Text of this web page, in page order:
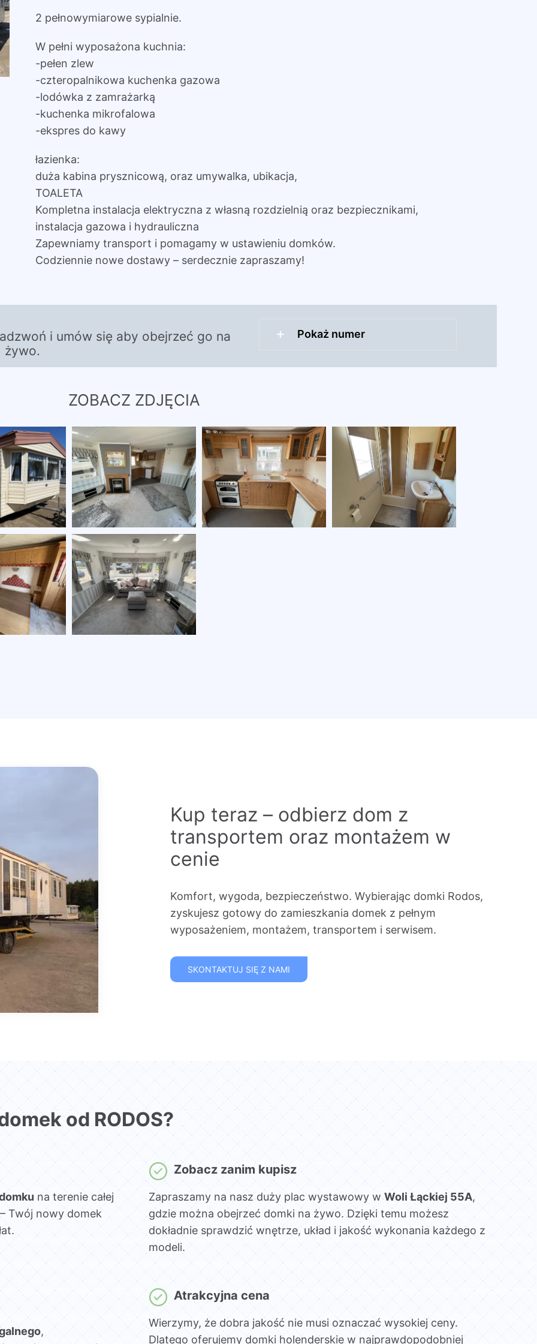
2 pełnowymiarowe sypialnie.
W pełni wyposażona kuchnia:
-pełen zlew
-czteropalnikowa kuchenka gazowa
-lodówka z zamrażarką
-kuchenka mikrofalowa
-ekspres do kawy
łazienka:
duża kabina prysznicową, oraz umywalka, ubikacja,
TOALETA
Kompletna instalacja elektryczna z własną rozdzielnią oraz bezpiecznikami,
instalacja gazowa i hydrauliczna
Zapewniamy transport i pomagamy w ustawieniu domków.
Codziennie nowe dostawy – serdecznie zapraszamy!
i umów się aby obejrzeć go na
żywo.
Pokaż numer
ZOBACZ ZDJĘCIA
Kup teraz – odbierz dom z
transportem oraz montażem w
cenie
Komfort, wygoda, bezpieczeństwo. Wybierając domki Rodos,
zyskujesz gotowy do zamieszkania domek z pełnym
wyposażeniem, montażem, transportem i serwisem.
SKONTAKTUJ SIĘ Z NAMI
od RODOS?
na terenie całej
Twój nowy domek
Zobacz zanim kupisz
Zapraszamy na nasz duży plac wystawowy wWoli Łąckiej 55A,
gdzie można obejrzeć domki na żywo. Dzięki temu możesz
dokładnie sprawdzić wnętrze, układ i jakość wykonania każdego z
modeli.
,
Atrakcyjna cena
Wierzymy, że dobra jakość nie musi oznaczać wysokiej ceny.
Dlatego oferujemy domki holenderskie w najprawdopodobniej